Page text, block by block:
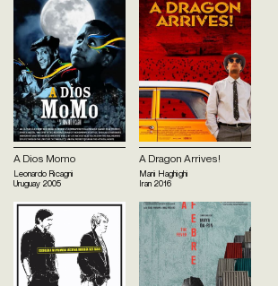
A Dios Momo
Leonardo Ricagni
Uruguay 2005
A Dragon Arrives!
Mani Haghighi
Iran 2016